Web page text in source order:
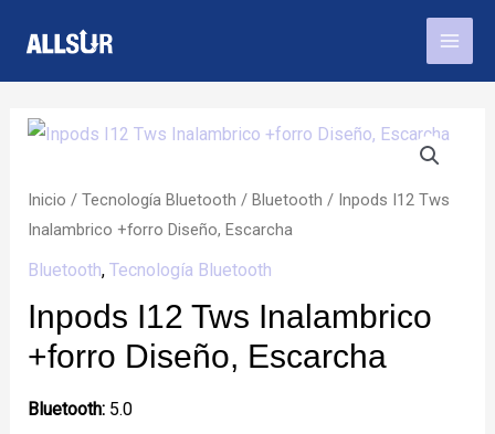
contenido
Main
Inicio / Tecnología Bluetooth / Bluetooth / Inpods I12 Tws
Inalambrico +forro Diseño, Escarcha
Bluetooth, Tecnología Bluetooth
Inpods I12 Tws Inalambrico
+forro Diseño, Escarcha
Bluetooth:5.0